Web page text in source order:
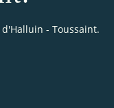
- Toussaint.